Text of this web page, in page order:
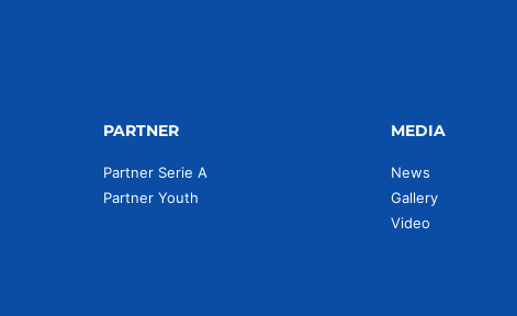
PARTNER
Partner Serie A
Partner Youth
MEDIA
News
Gallery
Video